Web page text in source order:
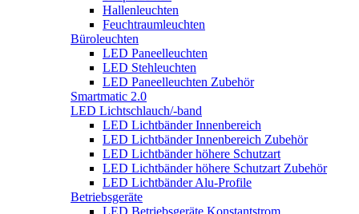
Hallenleuchten
Feuchtraumleuchten
Büroleuchten
LED Paneelleuchten
LED Stehleuchten
LED Paneelleuchten Zubehör
Smartmatic 2.0
LED Lichtschlauch/-band
LED Lichtbänder Innenbereich
LED Lichtbänder Innenbereich Zubehör
LED Lichtbänder höhere Schutzart
LED Lichtbänder höhere Schutzart Zubehör
LED Lichtbänder Alu-Profile
Betriebsgeräte
LED Betriebsgeräte Konstantstrom